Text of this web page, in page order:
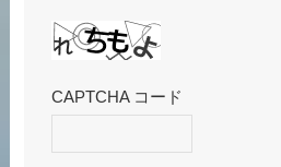
CAPTCHA コード